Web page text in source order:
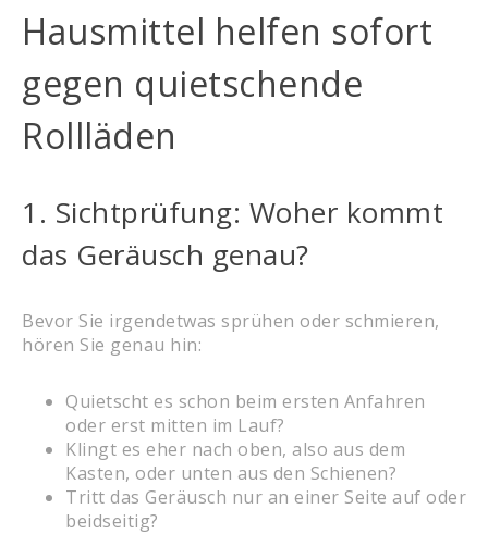
Hausmittel helfen sofort
gegen quietschende
Rollläden
1. Sichtprüfung: Woher kommt
das Geräusch genau?
Bevor Sie irgendetwas sprühen oder schmieren,
hören Sie genau hin:
Quietscht es schon beim ersten Anfahren
oder erst mitten im Lauf?
Klingt es eher nach oben, also aus dem
Kasten, oder unten aus den Schienen?
Tritt das Geräusch nur an einer Seite auf oder
beidseitig?